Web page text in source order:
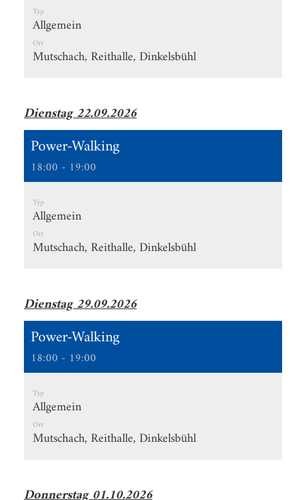
Typ
Allgemein
Ort
Mutschach, Reithalle, Dinkelsbühl
Dienstag 22.09.2026
Power-Walking
18:00 - 19:00
Typ
Allgemein
Ort
Mutschach, Reithalle, Dinkelsbühl
Dienstag 29.09.2026
Power-Walking
18:00 - 19:00
Typ
Allgemein
Ort
Mutschach, Reithalle, Dinkelsbühl